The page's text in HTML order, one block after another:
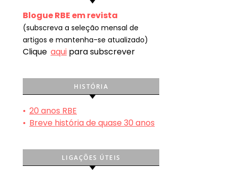
Blogue RBE em revista
(subscreva a seleção mensal de
artigos e mantenha-se atualizado)
Clique aqui para subscrever
HISTÓRIA
• 20 anos RBE
• Breve história de quase 30 anos
LIGAÇÕES ÚTEIS